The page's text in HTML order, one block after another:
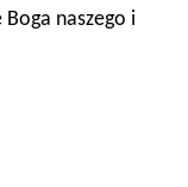
naszego i